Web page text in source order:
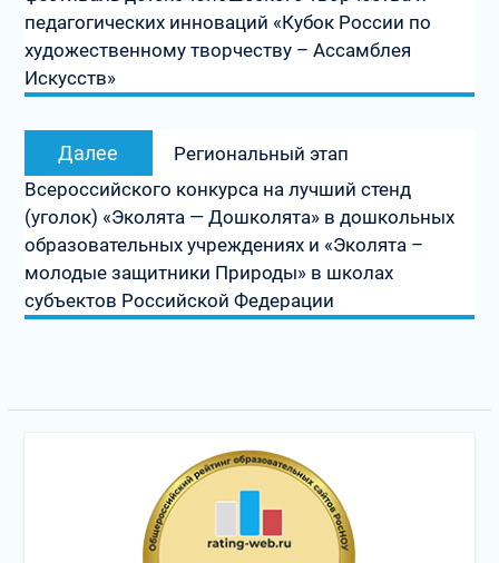
педагогических инноваций «Кубок России по
художественному творчеству – Ассамблея
Искусств»
Далее
запись:
Региональный этап
Всероссийского конкурса на лучший стенд
(уголок) «Эколята — Дошколята» в дошкольных
образовательных учреждениях и «Эколята –
молодые защитники Природы» в школах
субъектов Российской Федерации